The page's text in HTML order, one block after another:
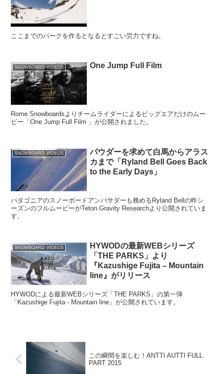
ここまでのパークを作るとなるとすごい労力ですね。
SNOWBOARD VIDEOS One Jump Full Film
Rome Snowboardsよりチームライダーによるビッグエアだけのムー
ビー「One Jump Full Film 」が公開されました。
SNOWBOARD VIDEOS
パウダーを求めて白馬からアラス
カまで「Ryland Bell Goes Back
to the Early Days」
パタゴニアのスノーボードアンバサダーも務めるRyland Bellの昨シ
ーズンのフルムービーがTeton Gravity Researchより公開されていま
す。
SNOWBOARD VIDEOS
HYWODの最新WEBシリーズ
「THE PARKS」より
『Kazushige Fujita – Mountain
line』がリリース
HYWODによる最新WEBシリーズ「THE PARKS」の第一弾
「Kazushige Fujita - Mountain line」が公開されています。
この瞬間を楽しむ！ANTTI AUTTI FULL
PART 2015